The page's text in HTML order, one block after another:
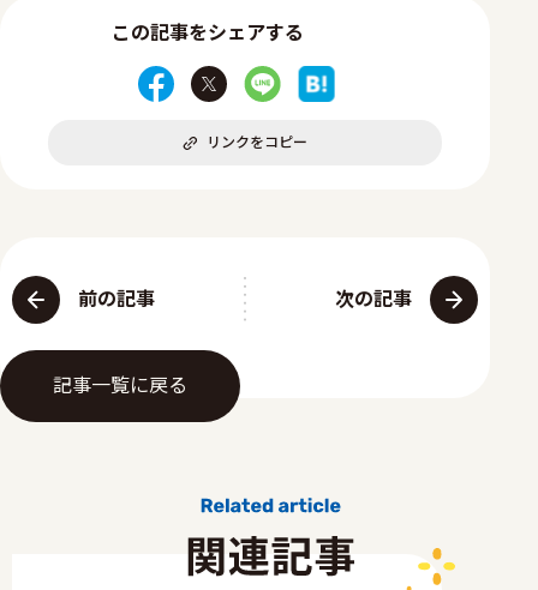
この記事をシェアする
リンクをコピー
前の記事 次の記事
記事一覧に戻る